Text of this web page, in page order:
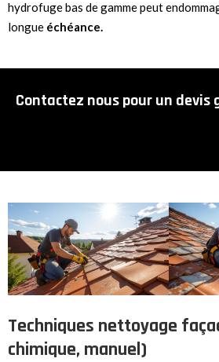
hydrofuge bas de gamme peut
longue échéance.
Contactez nous pour un
Techniques nettoyage
chimique, manuel)